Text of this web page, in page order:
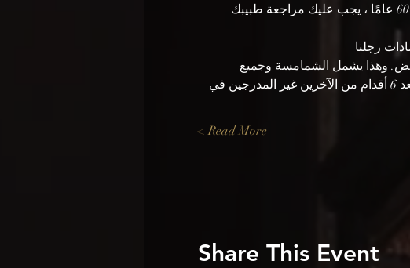
إذا كنت تعاني من نقص المناعة ومشاكل صحية خطيرة أخرى أو كان عمرك يزيد عن 60 عامًا ، يجب عليك مراجعة طبيبك
على الأقل من بعضهم البعض. وهذا يشمل الشمامسة وجميع
الأعضاء. الاستثناء الوحيد هو الأسرة المعيشية ، ومع ذلك ، يجب أن تبقى الأسرة على بعد 6 أقدام من الآخرين غير المدرجين في
Read More >
Share This Event